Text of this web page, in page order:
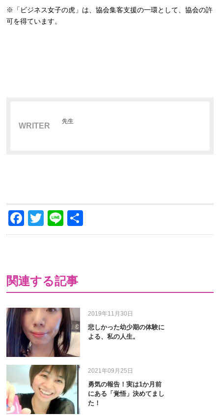
※「ビジネス女子の虎」は、協会集客支援の一環として、協会の許
可を得ています。
WRITER
先生
Facebook
Twitter
Line
有
関連する記事
2019年11月30日
悲しかった幼少期の体験に
よる、私の人生。
2021年09月25日
勇気の報告！実は1か月前
にある「覚悟」決めてまし
た！